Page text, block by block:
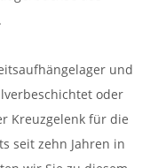
und
oder
Kreuzgelenk für die
seit zehn Jahren in